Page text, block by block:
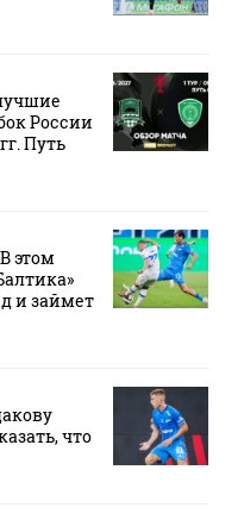
России
Путь
этом
и займет
что